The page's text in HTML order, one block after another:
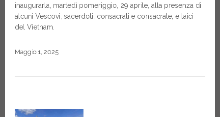
inaugurarla, martedì pomeriggio, 29 aprile, alla presenza di
alcuni Vescovi, sacerdoti, consacrati e consacrate, e laici
del Vietnam.
Maggio 1, 2025